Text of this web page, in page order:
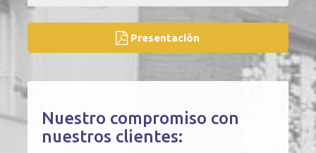
Presentación
Nuestro compromiso con
nuestros clientes: